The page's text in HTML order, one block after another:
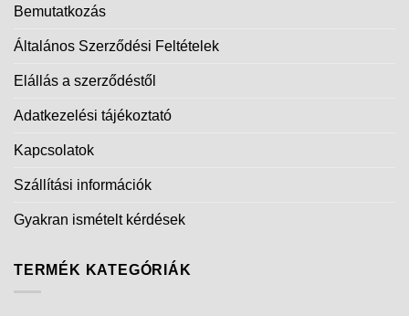
Bemutatkozás
Általános Szerződési Feltételek
Elállás a szerződéstől
Adatkezelési tájékoztató
Kapcsolatok
Szállítási információk
Gyakran ismételt kérdések
TERMÉK KATEGÓRIÁK